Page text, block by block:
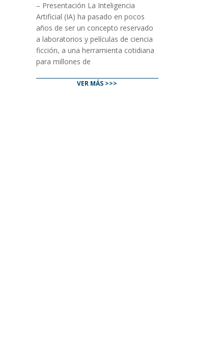
– Presentación La Inteligencia
Artificial (IA) ha pasado en pocos
años de ser un concepto reservado
a laboratorios y películas de ciencia
ficción, a una herramienta cotidiana
para millones de
VER MÁS >>>